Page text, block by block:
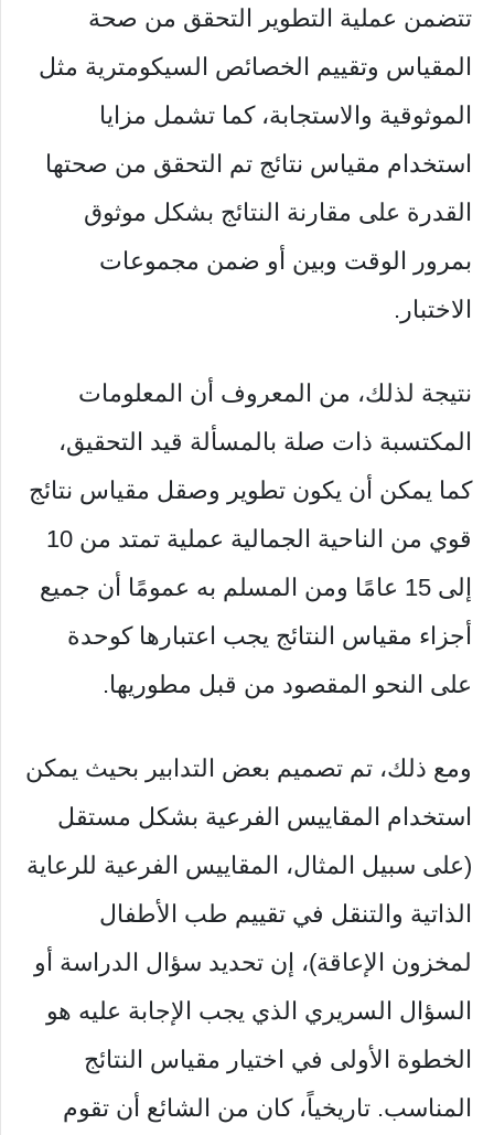
تتضمن عملية التطوير التحقق من صحة
المقياس وتقييم الخصائص السيكومترية مثل
الموثوقية والاستجابة، كما تشمل مزايا
استخدام مقياس نتائج تم التحقق من صحتها
القدرة على مقارنة النتائج بشكل موثوق
بمرور الوقت وبين أو ضمن مجموعات
الاختبار.
نتيجة لذلك، من المعروف أن المعلومات
المكتسبة ذات صلة بالمسألة قيد التحقيق،
كما يمكن أن يكون تطوير وصقل مقياس نتائج
قوي من الناحية الجمالية عملية تمتد من 10
إلى 15 عامًا ومن المسلم به عمومًا أن جميع
أجزاء مقياس النتائج يجب اعتبارها كوحدة
على النحو المقصود من قبل مطوريها.
ومع ذلك، تم تصميم بعض التدابير بحيث يمكن
استخدام المقاييس الفرعية بشكل مستقل
(على سبيل المثال، المقاييس الفرعية للرعاية
الذاتية والتنقل في تقييم طب الأطفال
لمخزون الإعاقة)، إن تحديد سؤال الدراسة أو
السؤال السريري الذي يجب الإجابة عليه هو
الخطوة الأولى في اختيار مقياس النتائج
المناسب. تاريخياً، كان من الشائع أن تقوم